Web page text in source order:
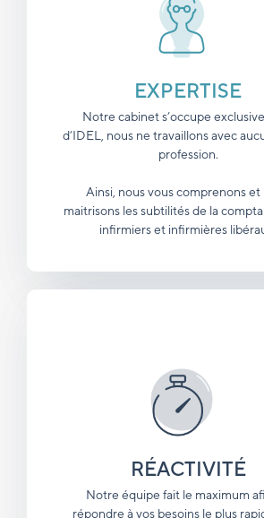
EXPERTISE
Notre cabinet s’occupe
d’IDEL, nous ne travaillons avec
profession.
Ainsi, nous vous comprenons et
maitrisons les subtilités de la
infirmiers et infirmières
RÉACTIVITÉ
Notre équipe fait le maximum
répondre à vos besoins le plus